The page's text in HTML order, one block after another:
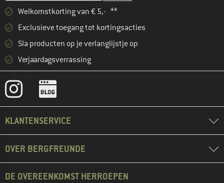
Welkomstkorting van € 5,- **
Exclusieve toegang tot kortingsacties
Sla producten op je verlanglijstje op
Verjaardagsverrassing
KLANTENSERVICE
OVER BERGFREUNDE
DE OVEREENKOMST HERROEPEN